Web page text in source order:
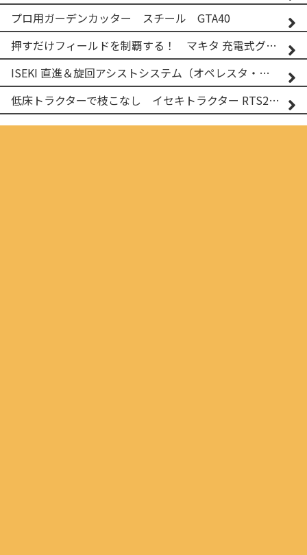
プロ用ガーデンカッター スチール GTA40
押すだけフィールドを制覇する！ マキタ 充電式グランドトリマー MUG001G
ISEKI 直進＆旋回アシストシステム（オペレスタ・ターン）搭載 イセキ 乗用田植機 PRJ8D-ZJL
低床トラクターで枝こなし イセキトラクター RTS205NS & フレールモア FNC1202F